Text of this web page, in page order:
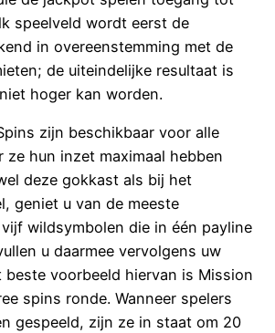
speelveld wordt eerst de
in overeenstemming met de
de uiteindelijke resultaat is
hoger kan worden.
zijn beschikbaar voor alle
ze hun inzet maximaal hebben
deze gokkast als bij het
geniet u van de meeste
wildsymbolen die in één payline
u daarmee vervolgens uw
voorbeeld hiervan is Mission
spins ronde. Wanneer spelers
gespeeld, zijn ze in staat om 20